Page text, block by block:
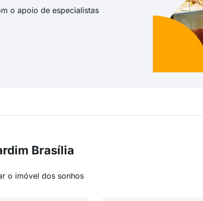
o apoio de especialistas
Brasília
o imóvel dos sonhos